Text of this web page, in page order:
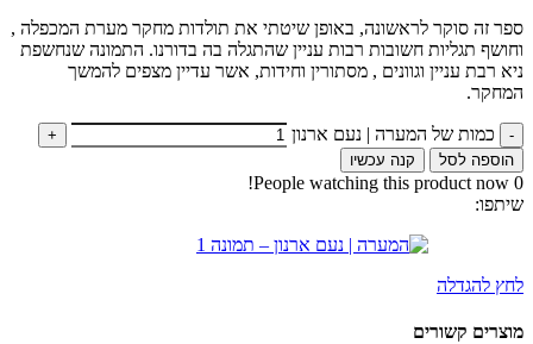
ספר זה סוקר לראשונה, באופן שיטתי את תולדות מחקר מערת המכפלה ,
וחושף תגליות חשובות רבות עניין שהתגלה בה בדורנו. התמונה שנחשפת
ניא רבת עניין וגוונים , מסתורין וחידות, אשר עדיין מצפים להמשך
המחקר.
כמות של המערה | נעם ארנון
הוספה לסל קנה עכשיו
0
People watching this product now!
שיתפו:
לחץ להגדלה
מוצרים קשורים